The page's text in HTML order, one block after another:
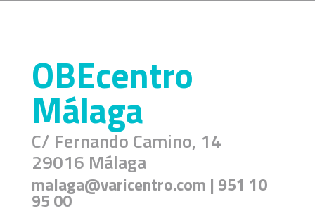
OBEcentro
Málaga
C/ Fernando Camino, 14
29016 Málaga
malaga@varicentro.com | 951 10
95 00